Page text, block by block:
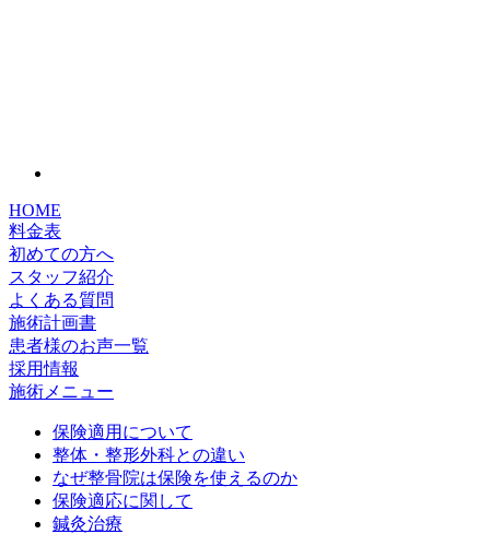
HOME
料金表
初めての方へ
スタッフ紹介
よくある質問
施術計画書
患者様のお声一覧
採用情報
施術メニュー
保険適用について
整体・整形外科との違い
なぜ整骨院は保険を使えるのか
保険適応に関して
鍼灸治療